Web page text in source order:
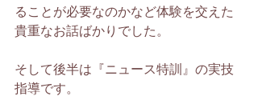
ることが必要なのかなど体験を交えた
貴重なお話ばかりでした。
そして後半は『ニュース特訓』の実技
指導です。